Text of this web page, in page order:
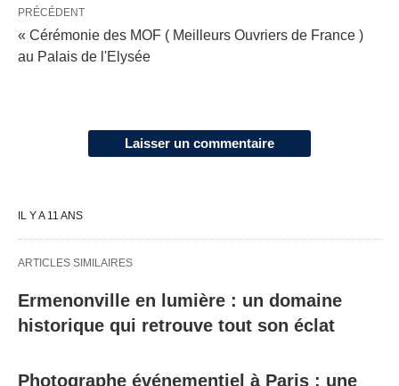
PRÉCÉDENT
« Cérémonie des MOF ( Meilleurs Ouvriers de France )
au Palais de l'Elysée
Laisser un commentaire
IL Y A 11 ANS
ARTICLES SIMILAIRES
Ermenonville en lumière : un domaine
historique qui retrouve tout son éclat
Photographe événementiel à Paris : une